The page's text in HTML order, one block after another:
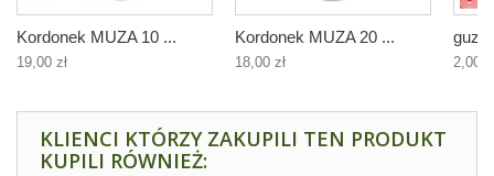
Kordonek MUZA 10 ...
19,00 zł
Kordonek MUZA 20 ...
18,00 zł 2,00
KLIENCI KTÓRZY ZAKUPILI TEN PRODUKT
KUPILI RÓWNIEŻ: